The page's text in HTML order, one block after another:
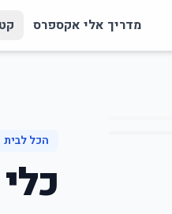
מדריך אלי אקספרס
הכל לבית
כלי